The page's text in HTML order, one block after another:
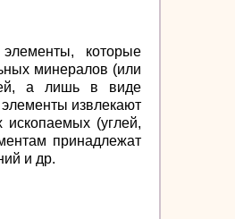
которые
минералов (или
а лишь в виде
извлекают
ископаемых (углей,
принадлежат
и др.